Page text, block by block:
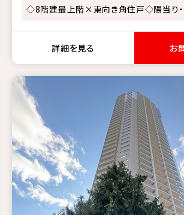
◇8階建最上階×東向き角住戸◇陽当り・
詳細を見る お